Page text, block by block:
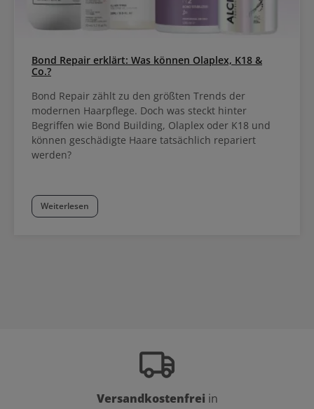
Bond Repair erklärt: Was können Olaplex, K18 &
Co.?
Bond Repair zählt zu den größten Trends der
modernen Haarpflege. Doch was steckt hinter
Begriffen wie Bond Building, Olaplex oder K18 und
können geschädigte Haare tatsächlich repariert
werden?
Weiterlesen
Versandkostenfrei in